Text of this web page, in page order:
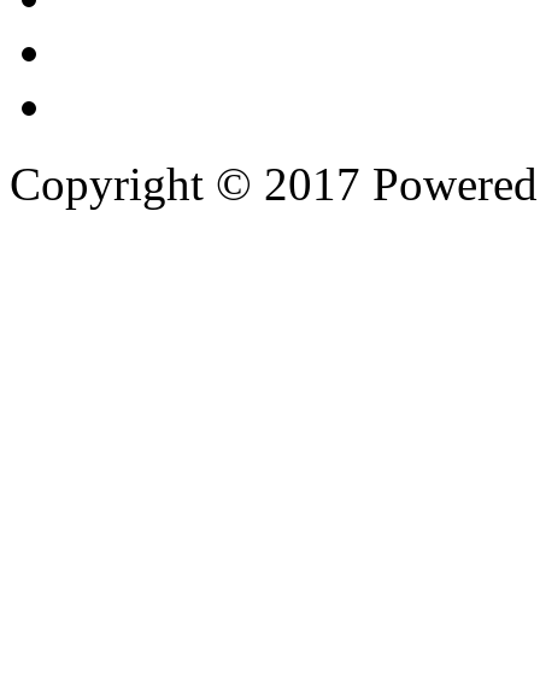
Copyright © 2017